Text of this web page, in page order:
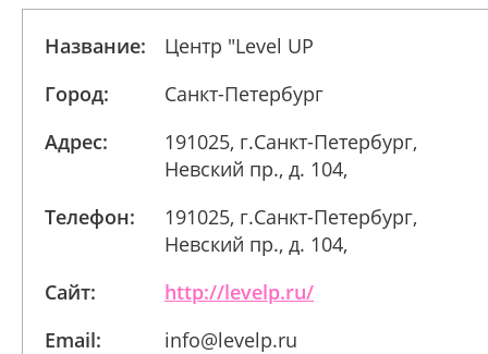
Название:
Центр "Level UP
Город:
Санкт-Петербург
Адрес:
191025, г.Санкт-Петербург,
Невский пр., д. 104,
Телефон:
191025, г.Санкт-Петербург,
Невский пр., д. 104,
Сайт:
http://levelp.ru/
Email:
info@levelp.ru